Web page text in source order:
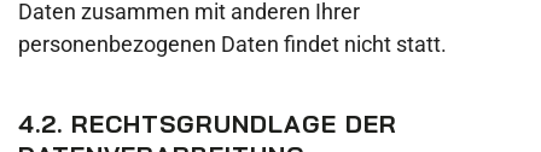
Daten zusammen mit anderen Ihrer
personenbezogenen Daten findet nicht statt.
4.2. RECHTSGRUNDLAGE DER